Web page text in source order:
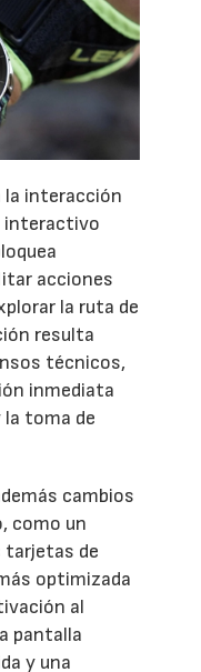
la interacción
interactivo
acciones
la ruta de
resulta
técnicos,
inmediata
la toma de
cambios
como un
tarjetas de
optimizada
al
pantalla
y una